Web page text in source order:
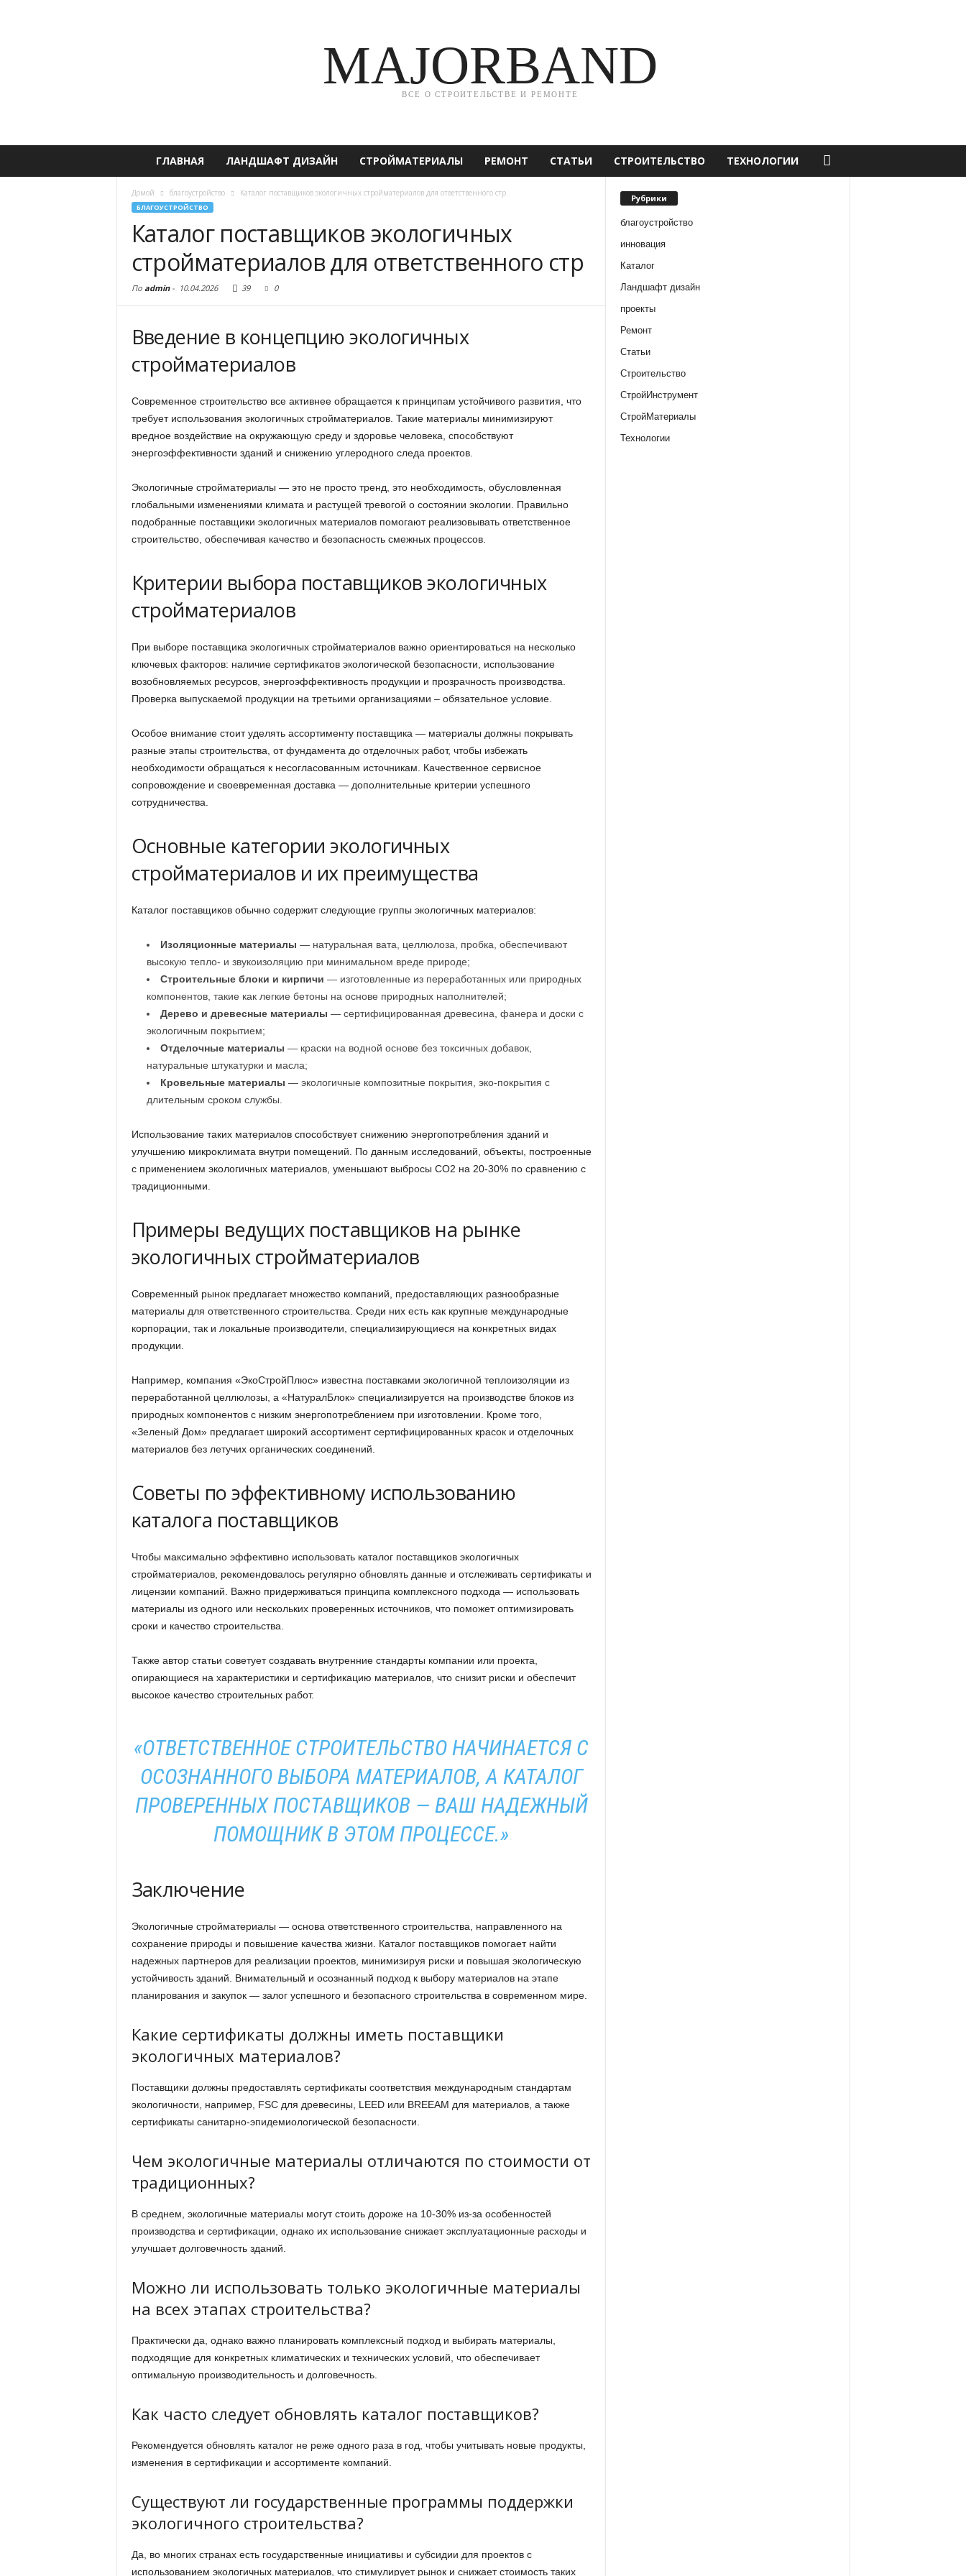
MAJORBAND
ВСЕ О СТРОИТЕЛЬСТВЕ И РЕМОНТЕ
ГЛАВНАЯ ЛАНДШАФТ ДИЗАЙН СТРОЙМАТЕРИАЛЫ РЕМОНТ СТАТЬИ СТРОИТЕЛЬСТВО ТЕХНОЛОГИИ
Домой благоустройство Каталог поставщиков экологичных стройматериалов для ответственного стр
БЛАГОУСТРОЙСТВО
Каталог поставщиков экологичных
стройматериалов для ответственного стр
По admin- 10.04.2026 39 0
Введение в концепцию экологичных
стройматериалов
Современное строительство все активнее обращается к принципам устойчивого развития, что
требует использования экологичных стройматериалов. Такие материалы минимизируют
вредное воздействие на окружающую среду и здоровье человека, способствуют
энергоэффективности зданий и снижению углеродного следа проектов.
Экологичные стройматериалы — это не просто тренд, это необходимость, обусловленная
глобальными изменениями климата и растущей тревогой о состоянии экологии. Правильно
подобранные поставщики экологичных материалов помогают реализовывать ответственное
строительство, обеспечивая качество и безопасность смежных процессов.
Критерии выбора поставщиков экологичных
стройматериалов
При выборе поставщика экологичных стройматериалов важно ориентироваться на несколько
ключевых факторов: наличие сертификатов экологической безопасности, использование
возобновляемых ресурсов, энергоэффективность продукции и прозрачность производства.
Проверка выпускаемой продукции на третьими организациями – обязательное условие.
Особое внимание стоит уделять ассортименту поставщика — материалы должны покрывать
разные этапы строительства, от фундамента до отделочных работ, чтобы избежать
необходимости обращаться к несогласованным источникам. Качественное сервисное
сопровождение и своевременная доставка — дополнительные критерии успешного
сотрудничества.
Основные категории экологичных
стройматериалов и их преимущества
Каталог поставщиков обычно содержит следующие группы экологичных материалов:
Изоляционные материалы — натуральная вата, целлюлоза, пробка, обеспечивают
высокую тепло- и звукоизоляцию при минимальном вреде природе;
Строительные блоки и кирпичи — изготовленные из переработанных или природных
компонентов, такие как легкие бетоны на основе природных наполнителей;
Дерево и древесные материалы — сертифицированная древесина, фанера и доски с
экологичным покрытием;
Отделочные материалы — краски на водной основе без токсичных добавок,
натуральные штукатурки и масла;
Кровельные материалы — экологичные композитные покрытия, эко-покрытия с
длительным сроком службы.
Использование таких материалов способствует снижению энергопотребления зданий и
улучшению микроклимата внутри помещений. По данным исследований, объекты, построенные
с применением экологичных материалов, уменьшают выбросы CO2 на 20-30% по сравнению с
традиционными.
Примеры ведущих поставщиков на рынке
экологичных стройматериалов
Современный рынок предлагает множество компаний, предоставляющих разнообразные
материалы для ответственного строительства. Среди них есть как крупные международные
корпорации, так и локальные производители, специализирующиеся на конкретных видах
продукции.
Например, компания «ЭкоСтройПлюс» известна поставками экологичной теплоизоляции из
переработанной целлюлозы, а «НатуралБлок» специализируется на производстве блоков из
природных компонентов с низким энергопотреблением при изготовлении. Кроме того,
«Зеленый Дом» предлагает широкий ассортимент сертифицированных красок и отделочных
материалов без летучих органических соединений.
Советы по эффективному использованию
каталога поставщиков
Чтобы максимально эффективно использовать каталог поставщиков экологичных
стройматериалов, рекомендовалось регулярно обновлять данные и отслеживать сертификаты и
лицензии компаний. Важно придерживаться принципа комплексного подхода — использовать
материалы из одного или нескольких проверенных источников, что поможет оптимизировать
сроки и качество строительства.
Также автор статьи советует создавать внутренние стандарты компании или проекта,
опирающиеся на характеристики и сертификацию материалов, что снизит риски и обеспечит
высокое качество строительных работ.
«ОТВЕТСТВЕННОЕ СТРОИТЕЛЬСТВО НАЧИНАЕТСЯ С
ОСОЗНАННОГО ВЫБОРА МАТЕРИАЛОВ, А КАТАЛОГ
ПРОВЕРЕННЫХ ПОСТАВЩИКОВ — ВАШ НАДЕЖНЫЙ
ПОМОЩНИК В ЭТОМ ПРОЦЕССЕ.»
Заключение
Экологичные стройматериалы — основа ответственного строительства, направленного на
сохранение природы и повышение качества жизни. Каталог поставщиков помогает найти
надежных партнеров для реализации проектов, минимизируя риски и повышая экологическую
устойчивость зданий. Внимательный и осознанный подход к выбору материалов на этапе
планирования и закупок — залог успешного и безопасного строительства в современном мире.
Какие сертификаты должны иметь поставщики
экологичных материалов?
Поставщики должны предоставлять сертификаты соответствия международным стандартам
экологичности, например, FSC для древесины, LEED или BREEAM для материалов, а также
сертификаты санитарно-эпидемиологической безопасности.
Чем экологичные материалы отличаются по стоимости от
традиционных?
В среднем, экологичные материалы могут стоить дороже на 10-30% из-за особенностей
производства и сертификации, однако их использование снижает эксплуатационные расходы и
улучшает долговечность зданий.
Можно ли использовать только экологичные материалы
на всех этапах строительства?
Практически да, однако важно планировать комплексный подход и выбирать материалы,
подходящие для конкретных климатических и технических условий, что обеспечивает
оптимальную производительность и долговечность.
Как часто следует обновлять каталог поставщиков?
Рекомендуется обновлять каталог не реже одного раза в год, чтобы учитывать новые продукты,
изменения в сертификации и ассортименте компаний.
Существуют ли государственные программы поддержки
экологичного строительства?
Да, во многих странах есть государственные инициативы и субсидии для проектов с
использованием экологичных материалов, что стимулирует рынок и снижает стоимость таких
Рубрики
благоустройство
инновация
Каталог
Ландшафт дизайн
проекты
Ремонт
Статьи
Строительство
СтройИнструмент
СтройМатериалы
Технологии